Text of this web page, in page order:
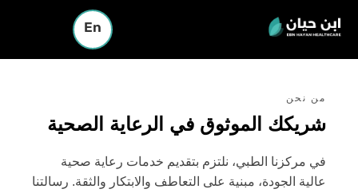
En
من نحن
شريكك الموثوق في الرعاية الصحية
في مركزنا الطبي، نلتزم بتقديم خدمات رعاية صحية
عالية الجودة، مبنية على التعاطف والابتكار والثقة. رسالتنا